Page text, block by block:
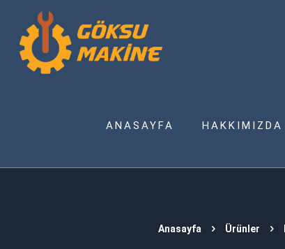
ANASAYFA HAKKIMIZDA
Anasayfa Ürünler